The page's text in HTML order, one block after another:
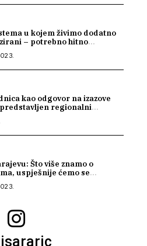
u kojem živimo dodatno
– potrebno hitno
kao odgovor na izazove
regionalni
Što više znamo o
uspješnije ćemo se